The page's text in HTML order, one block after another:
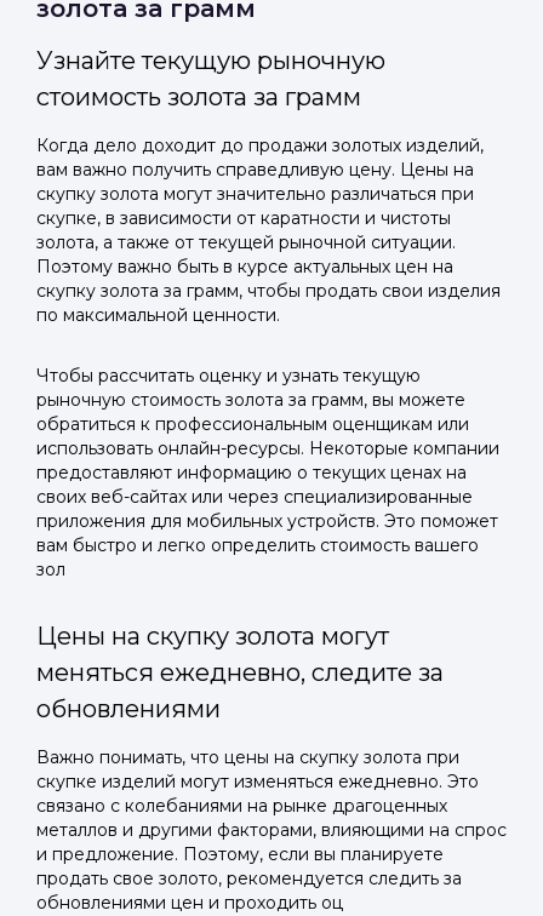
золота за грамм
Узнайте текущую рыночную
стоимость золота за грамм
Когда дело доходит до продажи золотых изделий,
вам важно получить справедливую цену. Цены на
скупку золота могут значительно различаться при
скупке, в зависимости от каратности и чистоты
золота, а также от текущей рыночной ситуации.
Поэтому важно быть в курсе актуальных цен на
скупку золота за грамм, чтобы продать свои изделия
по максимальной ценности.
Чтобы рассчитать оценку и узнать текущую
рыночную стоимость золота за грамм, вы можете
обратиться к профессиональным оценщикам или
использовать онлайн-ресурсы. Некоторые компании
предоставляют информацию о текущих ценах на
своих веб-сайтах или через специализированные
приложения для мобильных устройств. Это поможет
вам быстро и легко определить стоимость вашего
зол
Цены на скупку золота могут
меняться ежедневно, следите за
обновлениями
Важно понимать, что цены на скупку золота при
скупке изделий могут изменяться ежедневно. Это
связано с колебаниями на рынке драгоценных
металлов и другими факторами, влияющими на спрос
и предложение. Поэтому, если вы планируете
продать свое золото, рекомендуется следить за
обновлениями цен и проходить оц